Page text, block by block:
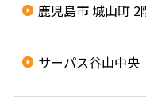
鹿児島市 城山町 2
サーパス谷山中央